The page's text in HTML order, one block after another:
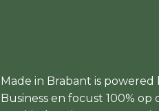
Made in Brabant is powered
Business en focust 100% op